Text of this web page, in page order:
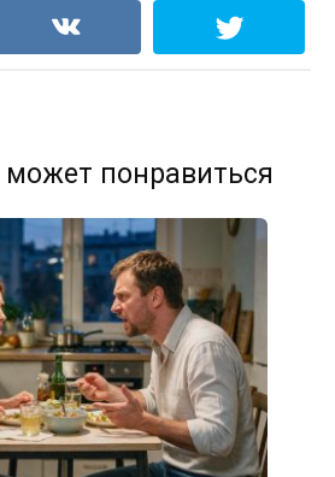
понравиться